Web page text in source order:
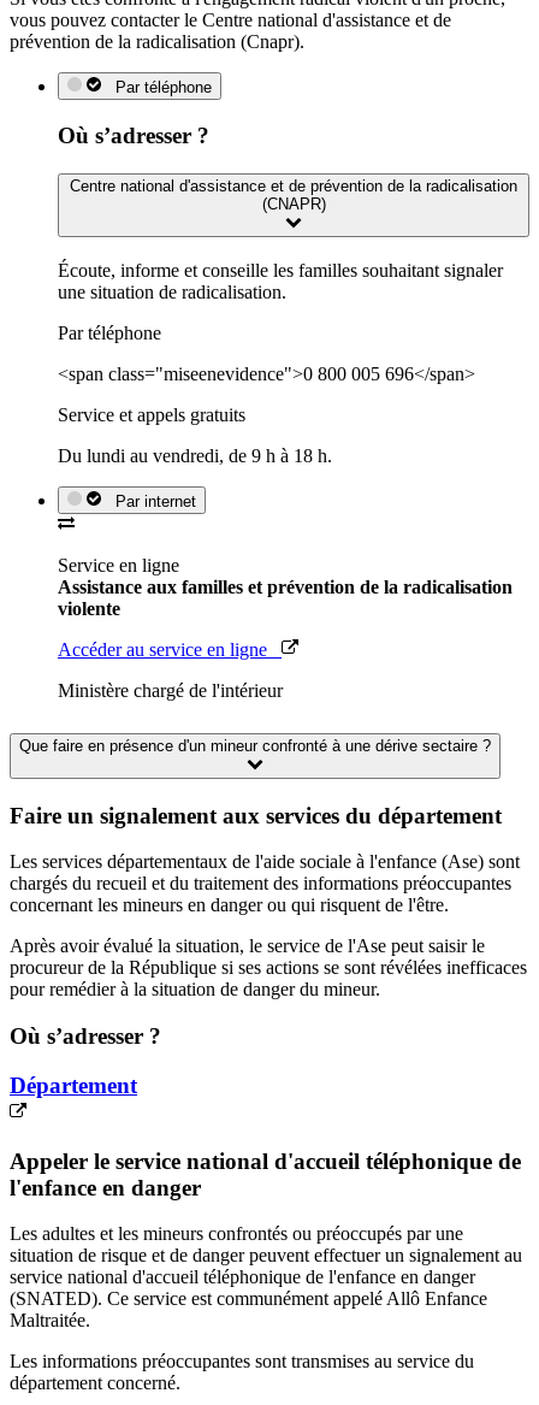
vous pouvez contacter le Centre national d'assistance et de
prévention de la radicalisation (Cnapr).
Par téléphone
Où s’adresser ?
Centre national d'assistance et de prévention de la radicalisation
(CNAPR)
Écoute, informe et conseille les familles souhaitant signaler
une situation de radicalisation.
Par téléphone
<span class="miseenevidence">0 800 005 696</span>
Service et appels gratuits
Du lundi au vendredi, de 9 h à 18 h.
Par internet
Service en ligne
Assistance aux familles et prévention de la radicalisation
violente
Accéder au service en ligne
Ministère chargé de l'intérieur
Que faire en présence d'un mineur confronté à une dérive sectaire ?
Faire un signalement aux services du département
Les services départementaux de l'aide sociale à l'enfance (Ase) sont
chargés du recueil et du traitement des informations préoccupantes
concernant les mineurs en danger ou qui risquent de l'être.
Après avoir évalué la situation, le service de l'Ase peut saisir le
procureur de la République si ses actions se sont révélées inefficaces
pour remédier à la situation de danger du mineur.
Où s’adresser ?
Département
Appeler le service national d'accueil téléphonique de
l'enfance en danger
Les adultes et les mineurs confrontés ou préoccupés par une
situation de risque et de danger peuvent effectuer un signalement au
service national d'accueil téléphonique de l'enfance en danger
(SNATED). Ce service est communément appelé Allô Enfance
Maltraitée.
Les informations préoccupantes sont transmises au service du
département concerné.